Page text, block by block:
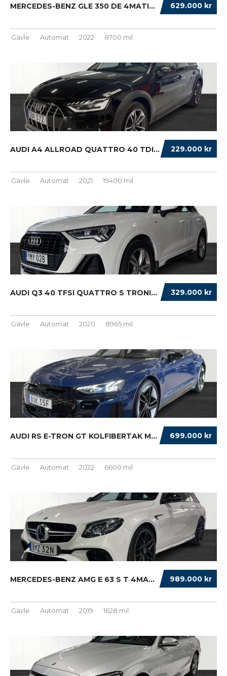
629.000 kr
MERCEDES-BENZ GLE 350 DE 4MATIC 9G-TRONIC AM...
Gävle Automat 2022 8700 mil
229.000 kr
AUDI A4 ALLROAD QUATTRO 40 TDI PROLINE DRAG ...
Gävle Automat 2021 19400 mil
329.000 kr
AUDI Q3 40 TFSI QUATTRO S TRONIC S LINE DRAG...
Gävle Automat 2020 8965 mil
699.000 kr
AUDI RS E-TRON GT KOLFIBERTAK MATRIXLASER NI...
Gävle Automat 2022 6600 mil
989.000 kr
MERCEDES-BENZ AMG E 63 S T 4MATIC+ BURMESTER...
Gävle Automat 2019 1628 mil